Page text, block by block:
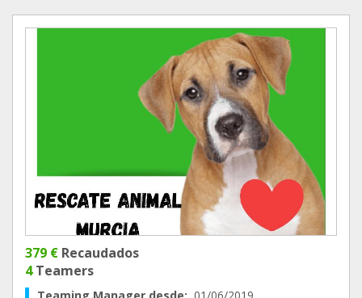
379 € Recaudados
4Teamers